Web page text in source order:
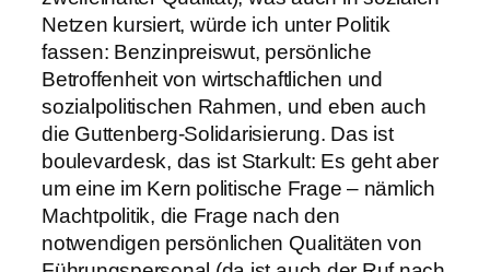
Netzen kursiert, würde ich unter Politik
fassen: Benzinpreiswut, persönliche
Betroffenheit von wirtschaftlichen und
sozialpolitischen Rahmen, und eben auch
die Guttenberg-Solidarisierung. Das ist
boulevardesk, das ist Starkult: Es geht aber
um eine im Kern politische Frage – nämlich
Machtpolitik, die Frage nach den
notwendigen persönlichen Qualitäten von